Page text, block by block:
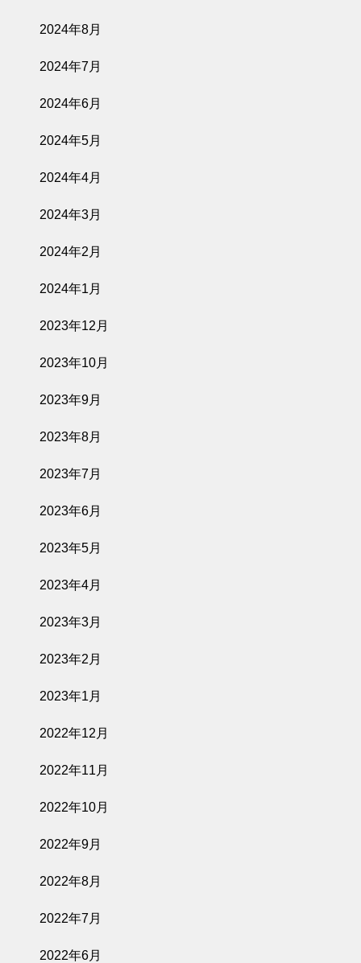
2024年8月
2024年7月
2024年6月
2024年5月
2024年4月
2024年3月
2024年2月
2024年1月
2023年12月
2023年10月
2023年9月
2023年8月
2023年7月
2023年6月
2023年5月
2023年4月
2023年3月
2023年2月
2023年1月
2022年12月
2022年11月
2022年10月
2022年9月
2022年8月
2022年7月
2022年6月